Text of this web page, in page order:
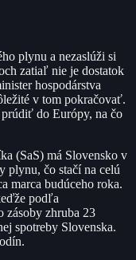
plynu a nezaslúži si
zatiaľ nie je dostatok
hospodárstva
v tom pokračovať.
do Európy, na čo
(SaS) má Slovensko v
plynu, čo stačí na celú
marca budúceho roka.
podľa
zásoby zhruba 23
spotreby Slovenska.